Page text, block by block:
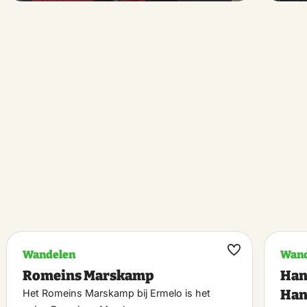
Wandelen
Romeins Marskamp
Het Romeins Marskamp bij Ermelo is het
Maak